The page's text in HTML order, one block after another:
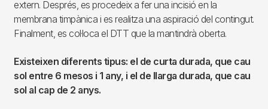
extern. Després, es procedeix a fer una incisió en la
membrana timpànica i es realitza una aspiració del contingut.
Finalment, es col·loca el DTT que la mantindrà oberta.
Existeixen diferents tipus: el de curta durada, que cau
sol entre 6 mesos i 1 any, i el de llarga durada, que cau
sol al cap de 2 anys.